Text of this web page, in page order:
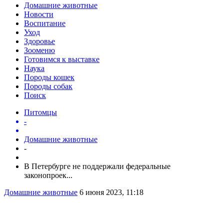
Домашние животные
Новости
Воспитание
Уход
Здоровье
Зооменю
Готовимся к выставке
Наука
Породы кошек
Породы собак
Поиск
Питомцы
-
Домашние животные
-
В Петербурге не поддержали федеральные
законопроек...
Домашние животные 6 июня 2023, 11:18